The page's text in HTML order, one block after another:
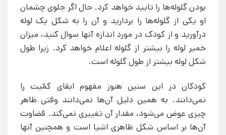
بودن گلوله‌ها را تایید خواهد کرد. حال اگر جلوی چشمان
او یکی از گلوله‌ها را بردارید و آن را به شکل یک لوله
درآورید و از کودک در مورد اندازه آنها سوال کنید، میزان
خمیر لوله را بیشتر از گلوله اعلام خواهد کرد. زیرا طول
شکل لوله بیشتر از طول گلوله است.
کودکان در این سنین هنوز مفهوم ابقای کمّیت را
نمی‌دانند. به همین دلیل آن‌ها نمی‌دانند وقتی ظاهر
چیزی عوض می‌شود، مقدار آن تغییری نمی‌کند. قضاوت
آن‌ها بر اساس شکل ظاهری اشیا است و همچنین آنها